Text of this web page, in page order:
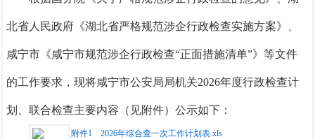
北省人民政府《湖北省严格规范涉企行政检查实施方案》、
咸宁市《咸宁市规范涉企行政检查“正面措施清单”》等文件
的工作要求，现将咸宁市公安局局机关2026年度行政检查计
划、联合检查主要内容（见附件）公示如下：
附件1 2026年综合查一次工作计划表.xls